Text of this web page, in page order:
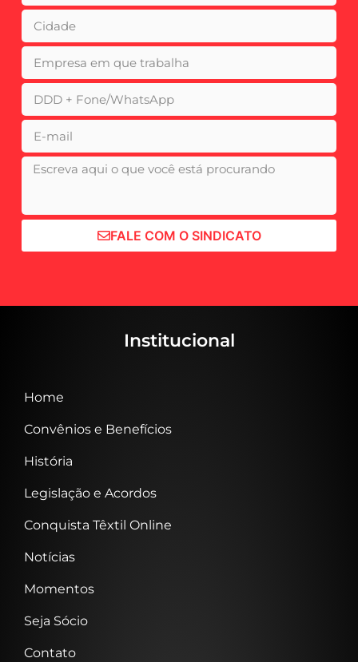
FALE COM O SINDICATO
Institucional
Home
Convênios e Benefícios
História
Legislação e Acordos
Conquista Têxtil Online
Notícias
Momentos
Seja Sócio
Contato